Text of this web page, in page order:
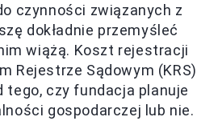
czynności związanych z
dokładnie przemyśleć
wiążą. Koszt rejestracji
Rejestrze Sądowym (KRS)
tego, czy fundacja planuje
gospodarczej lub nie.